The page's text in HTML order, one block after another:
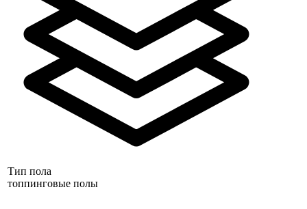
Тип пола
топпинговые полы